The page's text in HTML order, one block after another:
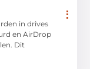
in drives
en AirDrop
Dit